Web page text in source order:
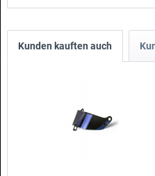
Kunden kauften auch